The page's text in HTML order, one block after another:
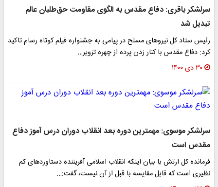
سرلشکر باقری: دفاع مقدس به الگوی مقاومت حق‌طلبان عالم
تبدیل شد
رئیس ستاد کل نیرو‌های مسلح در پیامی به جشنواره فیلم کوتاه رسام تاکید
کرد: دفاع مقدس با کنار زدن پرده از چهره تزویر…
۳۰ دی ۱۴۰۰
سرلشکر موسوی: مهمترین دوره بعد انقلاب دوران درس آموز دفاع
مقدس است
فرمانده کل ارتش با بیان اینکه انقلاب اسلامی آفریننده دستاوردهای کم
نظیری است که قابل مقایسه با قبل از آن نیست، گفت:…